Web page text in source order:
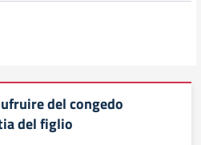
del congedo
del figlio